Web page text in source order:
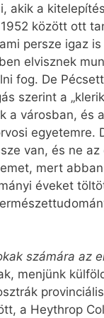
akik a
között ott
persze igaz
elvisznek
fog. De
szerint a
városban, és
egyetemre.
van, és ne
mert
éveket
számára az
menjünk
a Heythrop